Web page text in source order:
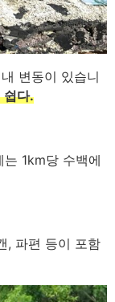
변동이 있습니
쉽다.
1km당 수백에
, 파편 등이 포함